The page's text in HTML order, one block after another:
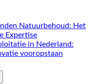
Natuurbehoud: Het
Expertise
in Nederland:
vooropstaan